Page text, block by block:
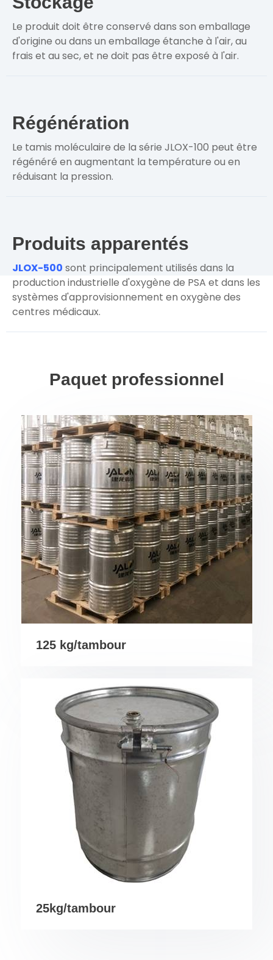
Le produit doit être conservé dans son emballage
d'origine ou dans un emballage étanche à l'air, au
frais et au sec, et ne doit pas être exposé à l'air.
Régénération
Le tamis moléculaire de la série JLOX-100 peut être
régénéré en augmentant la température ou en
réduisant la pression.
Produits apparentés
JLOX-500 sont principalement utilisés dans la
production industrielle d'oxygène de PSA et dans les
systèmes d'approvisionnement en oxygène des
centres médicaux.
Paquet professionnel
125 kg/tambour
25kg/tambour